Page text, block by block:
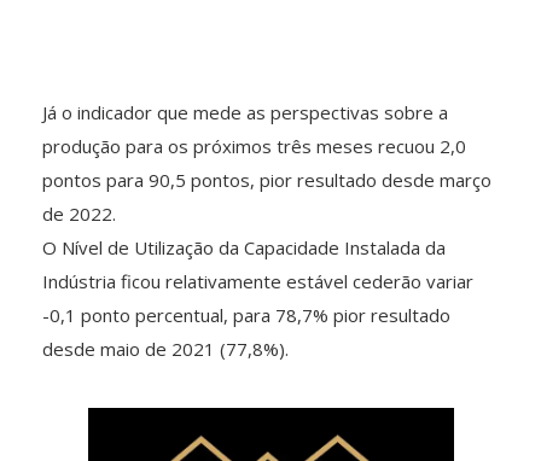
Já o indicador que mede as perspectivas sobre a
produção para os próximos três meses recuou 2,0
pontos para 90,5 pontos, pior resultado desde março
de 2022.
O Nível de Utilização da Capacidade Instalada da
Indústria ficou relativamente estável cederão variar
-0,1 ponto percentual, para 78,7% pior resultado
desde maio de 2021 (77,8%).